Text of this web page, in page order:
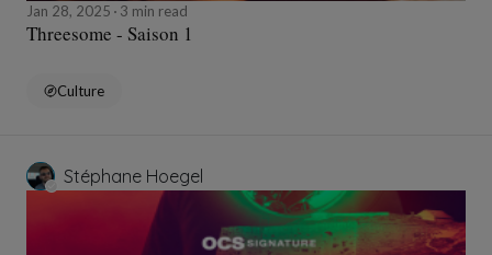
Jan 28, 2025 3 min read
Threesome - Saison 1
Culture
Stéphane Hoegel